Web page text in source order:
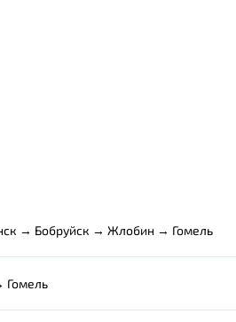
→ Бобруйск → Жлобин → Гомель